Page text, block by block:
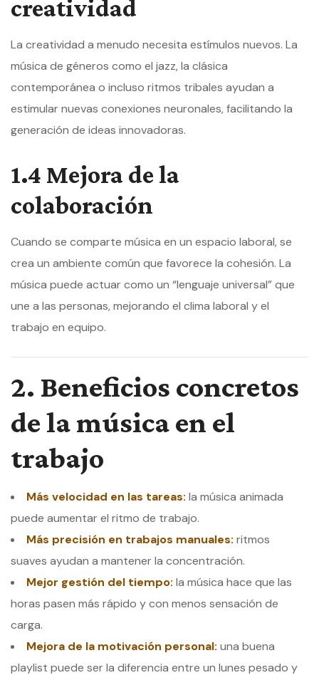
creatividad
La creatividad a menudo necesita estímulos nuevos. La
música de géneros como el jazz, la clásica
contemporánea o incluso ritmos tribales ayudan a
estimular nuevas conexiones neuronales, facilitando la
generación de ideas innovadoras.
1.4 Mejora de la
colaboración
Cuando se comparte música en un espacio laboral, se
crea un ambiente común que favorece la cohesión. La
música puede actuar como un “lenguaje universal” que
une a las personas, mejorando el clima laboral y el
trabajo en equipo.
2. Beneficios concretos
de la música en el
trabajo
Más velocidad en las tareas: la música animada
puede aumentar el ritmo de trabajo.
Más precisión en trabajos manuales: ritmos
suaves ayudan a mantener la concentración.
Mejor gestión del tiempo: la música hace que las
horas pasen más rápido y con menos sensación de
carga.
Mejora de la motivación personal: una buena
playlist puede ser la diferencia entre un lunes pesado y